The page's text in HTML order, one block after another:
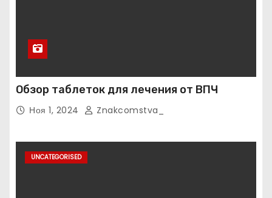
Обзор таблеток для лечения от ВПЧ
Ноя 1, 2024 Znakcomstva_
UNCATEGORISED